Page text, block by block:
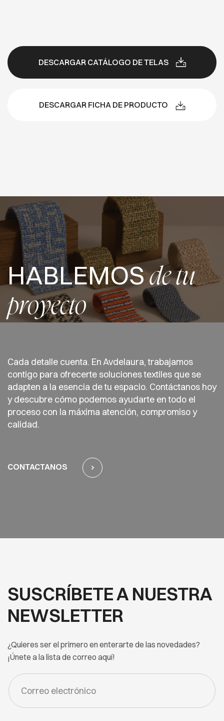
DESCARGAR CATÁLOGO DE TELAS
DESCARGAR FICHA DE PRODUCTO
HABLEMOSde tu
proyecto
Cada detalle cuenta. En Avdelaura, trabajamos
contigo para ofrecerte soluciones textiles que se
adapten a la esencia de tu espacio. Contáctanos hoy
y descubre cómo podemos ayudarte en todo el
proceso con la máxima atención, compromiso y
calidad.
CONTACTANOS
SUSCRÍBETE A NUESTRA
NEWSLETTER
¿Quieres ser el primero en enterarte de las novedades?
¡Únete a la lista de correo aquí!
FORM
NEWSLETTER